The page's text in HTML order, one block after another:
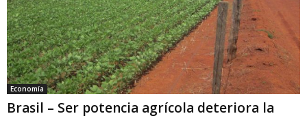
Economía
Brasil – Ser potencia agrícola deteriora la